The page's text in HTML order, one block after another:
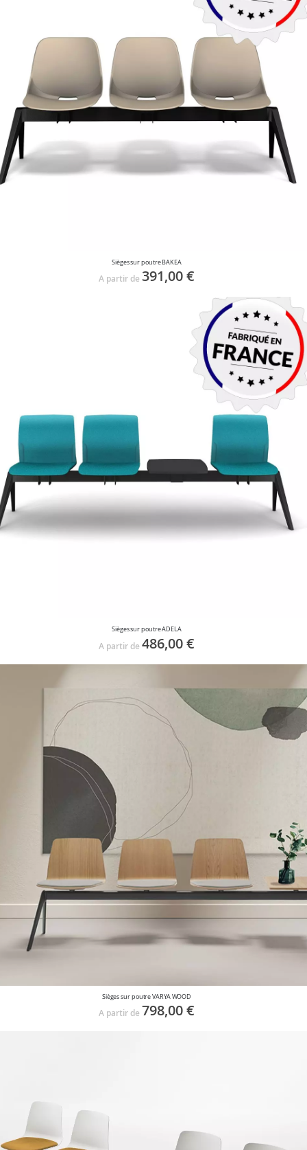
Sièges sur poutre BAKEA
A partir de 391,00 €
Sièges sur poutre ADELA
A partir de 486,00 €
Sièges sur poutre VARYA WOOD
A partir de 798,00 €